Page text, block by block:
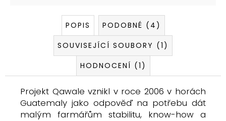
POPIS
PODOBNÉ (4)
SOUVISEJÍCÍ SOUBORY (1)
HODNOCENÍ (1)
Projekt Qawale vznikl v roce 2006 v horách
Guatemaly jako odpověď na potřebu dát
malým farmářům stabilitu, know-how a